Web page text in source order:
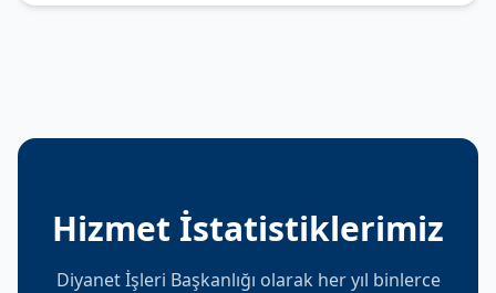
Hizmet İstatistiklerimiz
Diyanet İşleri Başkanlığı olarak her yıl binlerce